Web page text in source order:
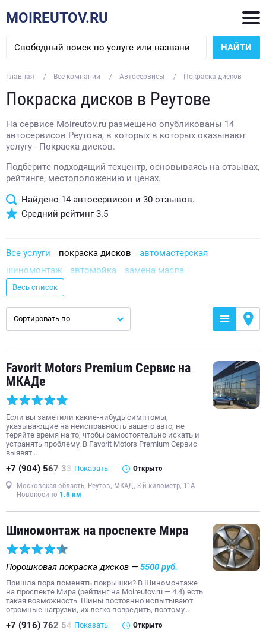
MOIREUTOV.RU
НАЙТИ
Главная Все компании Автосервисы Покраска дисков
Покраска дисков в Реутове
На сервисе Moireutov.ru размещено опубликованы 14
автосервисов Реутова, в которых в которых оказывают
услугу - Покраска дисков.
Подберите подходящий техцентр, основываясь на отзывах,
рейтинге, местоположению и ценах.
Найдено 14 автосервисов и 30 отзывов.
Средний рейтинг3.5
Все услуги покраска дисков
автомастерская
шиномонтаж
автомойка
замена масла
ремонт ходовой
кузовной ремонт
слесарный ремонт
полировка кузова
компьютерная диагностика автомобиля
замена тормозных колодок
ремонт дизельных двигателей
ремонт бензиновых двигателей
химчистка салона
замена фильтров автомобиля
ремонт автоэлектроники
хранение шин
ремонт электрооборудования
детейлинг центр
замена воздушного фильтра
покраска кузова
ремонт Volkswagen
замена передних тормозных колодок
ремонт автокондиционеров
мойка двигателя
замена масла в АКПП
ремонт генератора автомобиля
ремонт МКПП
ремонт стартера
ремонт Toyota
Весь список
Сортировать по
Favorit Motors Premium Сервис на
МКАДе
Если вы заметили какие-нибудь симптомы,
указывающие на неисправность вашего авто, не
теряйте время на то, чтобы самостоятельно искать и
устранять проблему. В Favorit Motors Premium Сервис
выявят…
+7 (904) 567 33 Показать Открыто
Московская область, Реутов, МКАД, 3-й километр, 11А
Новокосино 1.6 км
Шиномонтаж на проспекте Мира
Порошковая покраска дисков — 5500 руб.
Пришла пора поменять покрышки? В Шиномонтаже
на проспекте Мира (рейтинг на Moireutov.ru — 4.4) есть
такая возможность. Шины постоянно испытывают
огромные нагрузки, их легко повредить, поэтому…
+7 (916) 762 54 Показать Открыто